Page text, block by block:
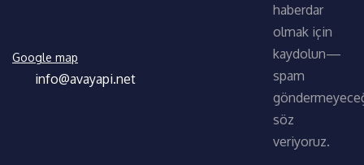
Google map
info@avayapi.net
haberdar
olmak için
kaydolun—
spam
söz
veriyoruz.